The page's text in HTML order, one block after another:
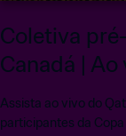
Coletiva
Canadá | Ao
Assista ao vivo do
participantes da